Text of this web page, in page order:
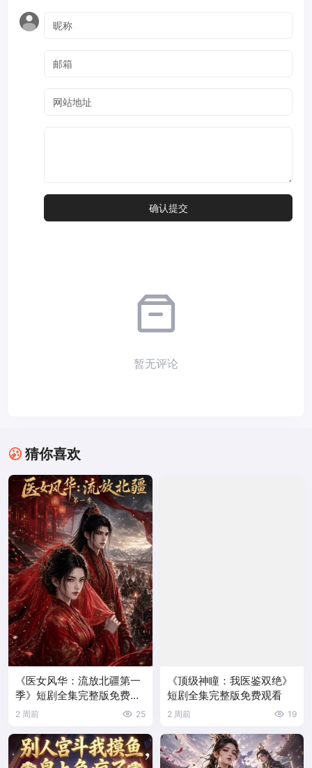
暂无评论
猜你喜欢
《医女风华：流放北疆第一
季》短剧全集完整版免费观
看
2 周前 25
《顶级神瞳：我医鉴双绝》
短剧全集完整版免费观看
2 周前 19